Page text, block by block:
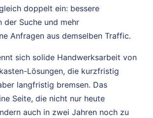
doppelt ein: bessere
der Suche und mehr
Anfragen aus demselben Traffic.
sich solide Handwerksarbeit von
Lösungen, die kurzfristig
langfristig bremsen. Das
Seite, die nicht nur heute
auch in zwei Jahren noch zu